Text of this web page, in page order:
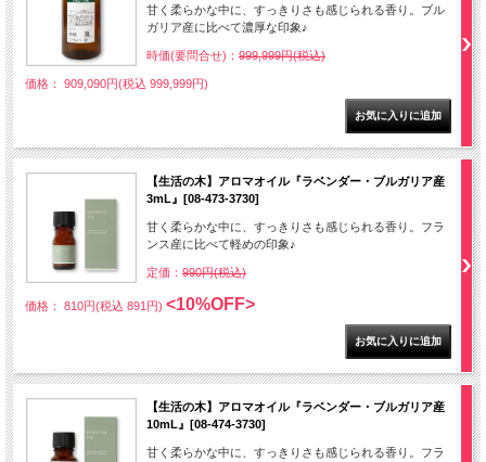
甘く柔らかな中に、すっきりさも感じられる香り。ブル
ガリア産に比べて濃厚な印象♪
時価(要問合せ)： 999,999円(税込)
価格： 909,090円(税込 999,999円)
【生活の木】アロマオイル『ラベンダー・ブルガリア産
3mL』[08-473-3730]
甘く柔らかな中に、すっきりさも感じられる香り。フラ
ンス産に比べて軽めの印象♪
定価： 990円(税込)
価格： 810円(税込 891円) <10%OFF>
【生活の木】アロマオイル『ラベンダー・ブルガリア産
10mL』[08-474-3730]
甘く柔らかな中に、すっきりさも感じられる香り。フラ